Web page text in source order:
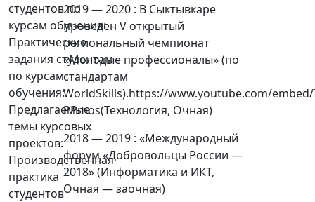
студентов по
курсам обучения:
Практические
задания студентам
по курсам
обучения:
Предлагаемые
темы курсовых
проектов:
Производственная
практика
студентов
2019 — 2020 : В Сыктывкаре
проведён V открытый
региональный чемпионат
«Молодые профессионалы» (по
стандартам
WorldSkills).https://www.youtube.com/embed/
PPmos(Технология, Очная)
2018 — 2019 : «Международный
форум «Добровольцы России —
2018» (Информатика и ИКТ,
Очная — заочная)